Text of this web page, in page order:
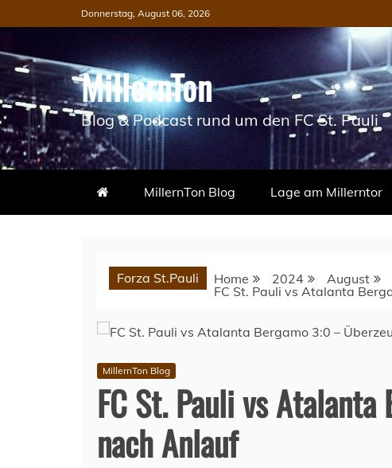
to
content
Donnerstag, August 06, 2026
MillernTon
Blog & Podcast rund um den FC St. Pauli
MillernTon Blog Lage am Millerntor
Forza St.Pauli Home 2024 August
FC St. Pauli vs Atalanta
MillernTon Blog
FC St. Pauli vs
nach Anlauf